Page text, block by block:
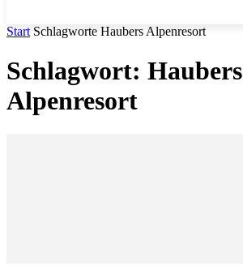
Start Schlagworte Haubers Alpenresort
Schlagwort: Haubers
Alpenresort